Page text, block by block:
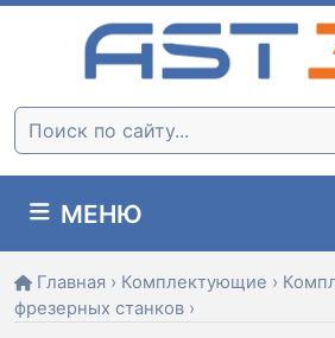
Skip
Поиск:
МЕНЮ
Главная › Комплектующие ›
фрезерных станков ›